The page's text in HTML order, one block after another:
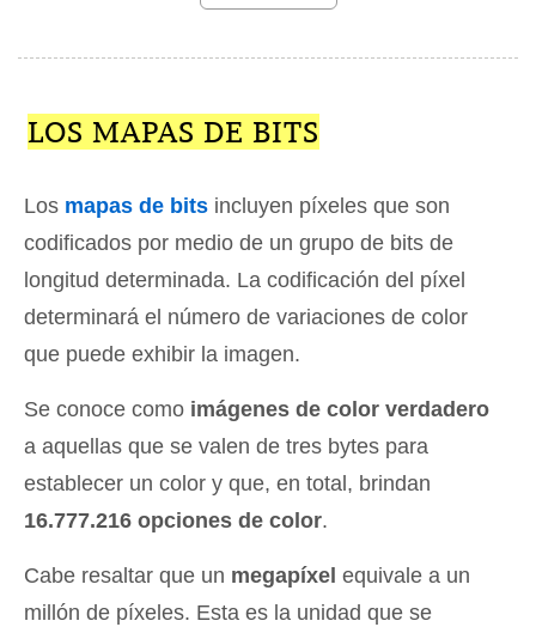
LOS MAPAS DE BITS
Los mapas de bits incluyen píxeles que son
codificados por medio de un grupo de bits de
longitud determinada. La codificación del píxel
determinará el número de variaciones de color
que puede exhibir la imagen.
Se conoce como imágenes de color verdadero
a aquellas que se valen de tres bytes para
establecer un color y que, en total, brindan
16.777.216 opciones de color.
Cabe resaltar que un megapíxel equivale a un
millón de píxeles. Esta es la unidad que se